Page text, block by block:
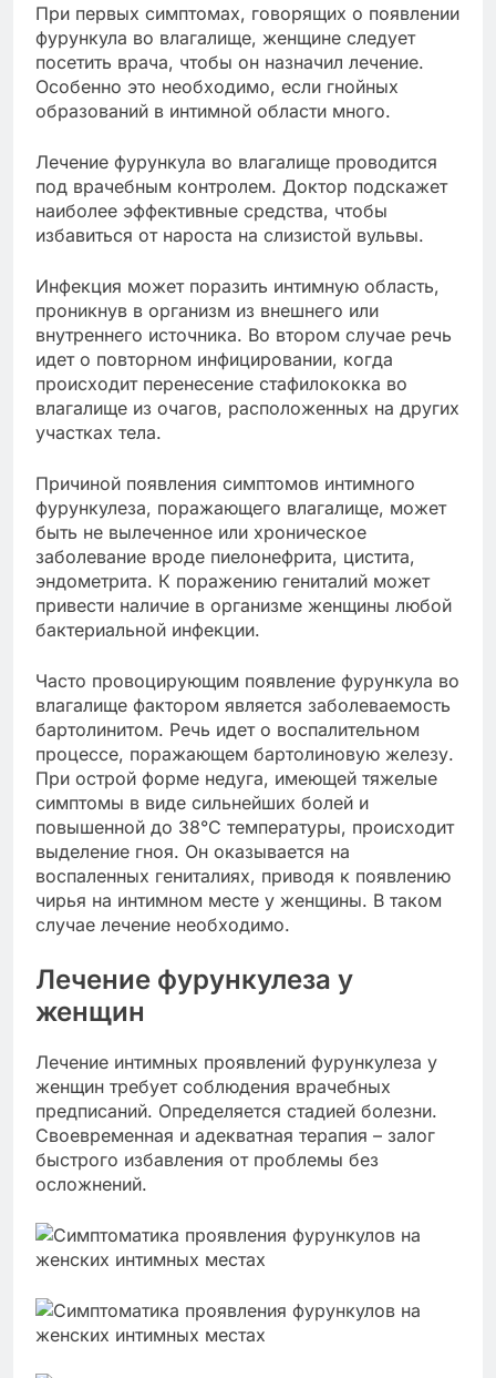
При первых симптомах, говорящих о появлении
фурункула во влагалище, женщине следует
посетить врача, чтобы он назначил лечение.
Особенно это необходимо, если гнойных
образований в интимной области много.
Лечение фурункула во влагалище проводится
под врачебным контролем. Доктор подскажет
наиболее эффективные средства, чтобы
избавиться от нароста на слизистой вульвы.
Инфекция может поразить интимную область,
проникнув в организм из внешнего или
внутреннего источника. Во втором случае речь
идет о повторном инфицировании, когда
происходит перенесение стафилококка во
влагалище из очагов, расположенных на других
участках тела.
Причиной появления симптомов интимного
фурункулеза, поражающего влагалище, может
быть не вылеченное или хроническое
заболевание вроде пиелонефрита, цистита,
эндометрита. К поражению гениталий может
привести наличие в организме женщины любой
бактериальной инфекции.
Часто провоцирующим появление фурункула во
влагалище фактором является заболеваемость
бартолинитом. Речь идет о воспалительном
процессе, поражающем бартолиновую железу.
При острой форме недуга, имеющей тяжелые
симптомы в виде сильнейших болей и
повышенной до 38°С температуры, происходит
выделение гноя. Он оказывается на
воспаленных гениталиях, приводя к появлению
чирья на интимном месте у женщины. В таком
случае лечение необходимо.
Лечение фурункулеза у
женщин
Лечение интимных проявлений фурункулеза у
женщин требует соблюдения врачебных
предписаний. Определяется стадией болезни.
Своевременная и адекватная терапия – залог
быстрого избавления от проблемы без
осложнений.